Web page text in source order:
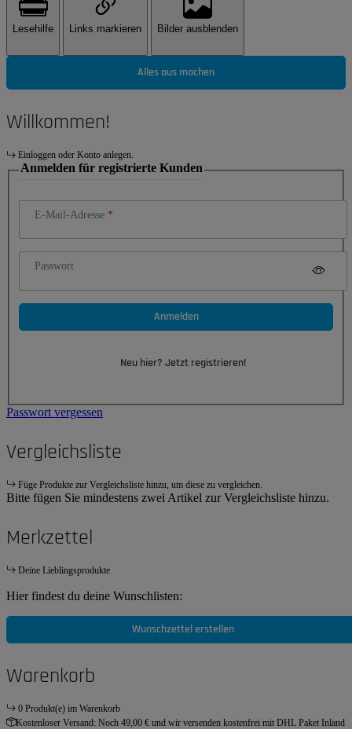
Lesehilfe Links markieren Bilder ausblenden
Alles aus machen
Willkommen!
Einloggen oder Konto anlegen.
Anmelden für registrierte Kunden
E-Mail-Adresse
Passwort
Anmelden
Neu hier? Jetzt registrieren!
Passwort vergessen
Vergleichsliste
Füge Produkte zur Vergleichsliste hinzu, um diese zu vergleichen.
Bitte fügen Sie mindestens zwei Artikel zur Vergleichsliste hinzu.
Merkzettel
Deine Lieblingsprodukte
Hier findest du deine Wunschlisten:
Wunschzettel erstellen
Warenkorb
0 Produkt(e) im Warenkorb
Kostenloser Versand: Noch 49,00 € und wir versenden kostenfrei mit DHL Paket Inland